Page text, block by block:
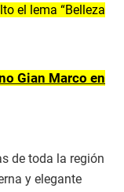
el lema “Belleza
Gian Marco en
de toda la región
y elegante